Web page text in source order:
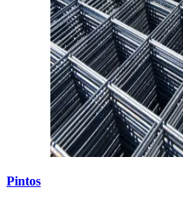
Pintos